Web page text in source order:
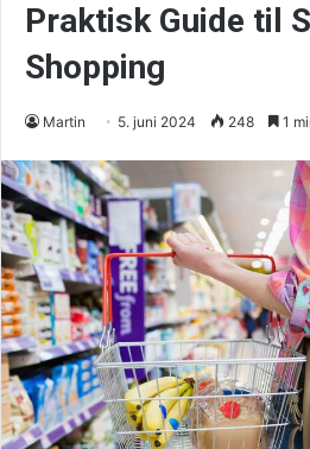
Praktisk Guide til
Shopping
Martin 5. juni 2024 248 1